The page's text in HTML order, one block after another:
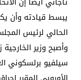
يبسط قيادته وأن
الحالي لرئيس
وأصبح وزير
سيلفيو برلسكوني